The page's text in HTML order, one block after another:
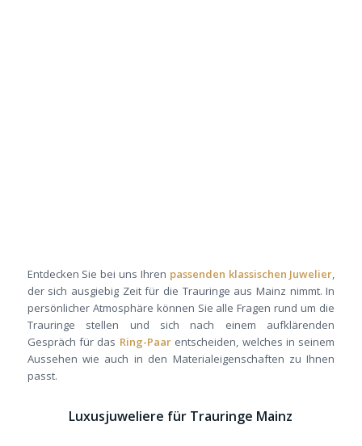
Entdecken Sie bei uns Ihren passenden klassischen Juwelier,
der sich ausgiebig Zeit für die Trauringe aus Mainz nimmt. In
persönlicher Atmosphäre können Sie alle Fragen rund um die
Trauringe stellen und sich nach einem aufklärenden
Gespräch für das Ring-Paarentscheiden, welches in seinem
Aussehen wie auch in den Materialeigenschaften zu Ihnen
passt.
Luxusjuweliere für Trauringe Mainz